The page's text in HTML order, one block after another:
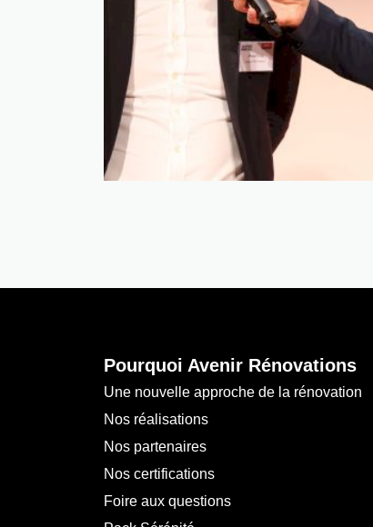
Pourquoi Avenir Rénovations
Une nouvelle approche de la rénovation
Nos réalisations
Nos partenaires
Nos certifications
Foire aux questions